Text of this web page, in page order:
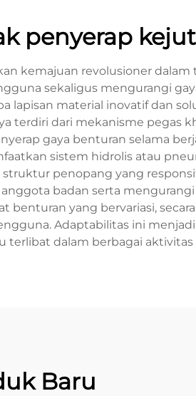
penyerap kejut
kemajuan revolusioner
sekaligus mengurangi
material inovatif dan
terdiri dari mekanisme pegas
gaya benturan selama
sistem hidrolis atau
penopang yang
badan serta
yang bervariasi,
Adaptabilitas ini
terlibat dalam berbagai aktivitas
Baru